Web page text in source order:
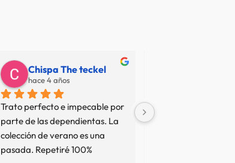
Chispa The teckel
hace 4 años
Trato perfecto e impecable por
parte de las dependientas. La
colección de verano es una
pasada. Repetiré 100%
No termino de
resto de opiniones...